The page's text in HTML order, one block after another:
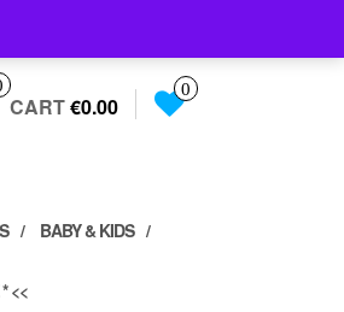
CART€0.00
0
BABY & KIDS
<<